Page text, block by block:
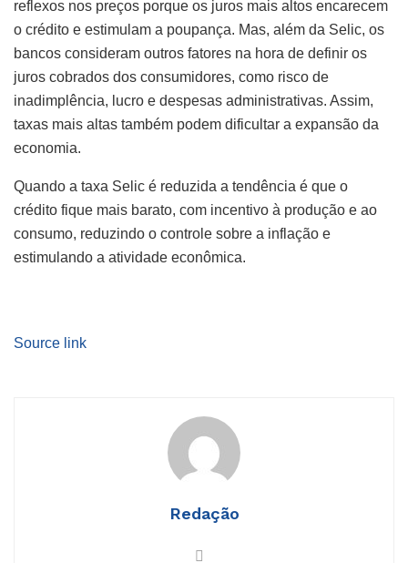
reflexos nos preços porque os juros mais altos encarecem
o crédito e estimulam a poupança. Mas, além da Selic, os
bancos consideram outros fatores na hora de definir os
juros cobrados dos consumidores, como risco de
inadimplência, lucro e despesas administrativas. Assim,
taxas mais altas também podem dificultar a expansão da
economia.
Quando a taxa Selic é reduzida a tendência é que o
crédito fique mais barato, com incentivo à produção e ao
consumo, reduzindo o controle sobre a inflação e
estimulando a atividade econômica.
Source link
Redação